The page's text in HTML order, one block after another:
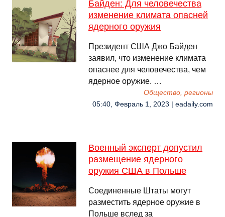
Байден: Для человечества
изменение климата опасней
ядерного оружия
Президент США Джо Байден
заявил, что изменение климата
опаснее для человечества, чем
ядерное оружие. …
Общество, регионы
05:40, Февраль 1, 2023 | eadaily.com
Военный эксперт допустил
размещение ядерного
оружия США в Польше
Соединенные Штаты могут
разместить ядерное оружие в
Польше вслед за